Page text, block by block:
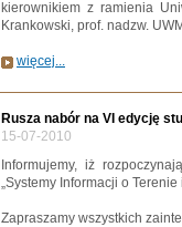
kierownikiem z ramienia
Krankowski, prof. nadzw.
więcej...
Rusza nabór na VI edycję
15-07-2010
Informujemy, iż
„Systemy Informacji o Terenie
Zapraszamy wszystkich